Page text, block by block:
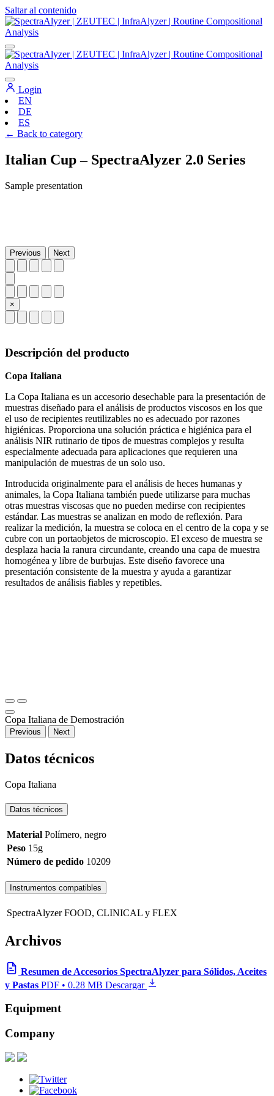
Saltar al contenido
Navegación
principal
Login
EN
DE
ES
← Back to category
Italian Cup – SpectraAlyzer 2.0 Series
Sample presentation
Previous Next
×
Descripción del producto
Copa Italiana
La Copa Italiana es un accesorio desechable para la presentación de
muestras diseñado para el análisis de productos viscosos en los que
el uso de recipientes reutilizables no es adecuado por razones
higiénicas. Proporciona una solución práctica e higiénica para el
análisis NIR rutinario de tipos de muestras complejos y resulta
especialmente adecuada para aplicaciones que requieren una
manipulación de muestras de un solo uso.
Introducida originalmente para el análisis de heces humanas y
animales, la Copa Italiana también puede utilizarse para muchas
otras muestras viscosas que no pueden medirse con recipientes
estándar. Las muestras se analizan en modo de reflexión. Para
realizar la medición, la muestra se coloca en el centro de la copa y se
cubre con un portaobjetos de microscopio. El exceso de muestra se
desplaza hacia la ranura circundante, creando una capa de muestra
homogénea y libre de burbujas. Este diseño favorece una
presentación consistente de la muestra y ayuda a garantizar
resultados de análisis fiables y repetibles.
Copa Italiana de Demostración
Previous Next
Datos técnicos
Copa Italiana
Datos técnicos
Material Polímero, negro
Peso 15g
Número de pedido 10209
Instrumentos compatibles
SpectraAlyzer FOOD, CLINICAL y FLEX
Archivos
Resumen de Accesorios SpectraAlyzer para Sólidos, Aceites
y Pastas PDF • 0.28 MB Descargar
Equipment
Company